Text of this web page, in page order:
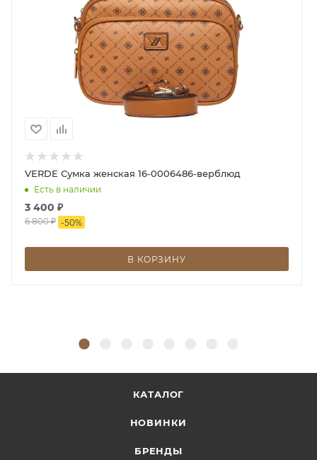
носить сумку через плечо. Не упустите возможность
добавить нежности и женственности в свой
повседневный образ. Станьте обладательницей
этой прекрасной женской сумки от NICOLE LEE!
VERDE Сумка женская 16-0006486-верблюд
Есть в наличии
3 400 ₽
6 800₽ -50%
В КОРЗИНУ
КАТАЛОГ
НОВИНКИ
БРЕНДЫ